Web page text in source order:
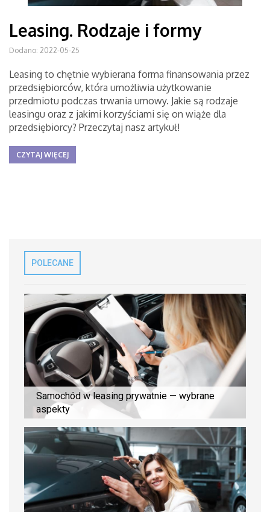
Leasing. Rodzaje i formy
Dodano: 2022-05-25
Leasing to chętnie wybierana forma finansowania przez
przedsiębiorców, która umożliwia użytkowanie
przedmiotu podczas trwania umowy. Jakie są rodzaje
leasingu oraz z jakimi korzyściami się on wiąże dla
przedsiębiorcy? Przeczytaj nasz artykuł!
CZYTAJ WIĘCEJ
POLECANE
Samochód w leasing prywatnie — wybrane
aspekty